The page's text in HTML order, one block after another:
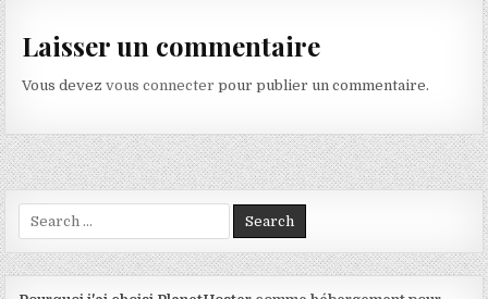
Laisser un commentaire
Vous devezvous connecter pour publier un commentaire.
Search for: